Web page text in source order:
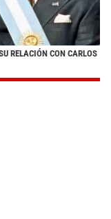
RELACIÓN CON CARLOS